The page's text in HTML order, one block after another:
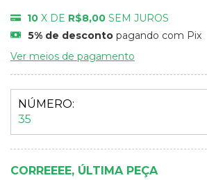
10 X DE R$8,00 SEM JUROS
5% de desconto pagando com Pix
Ver meios de pagamento
NÚMERO:
35
CORREEEE, ÚLTIMA PEÇA